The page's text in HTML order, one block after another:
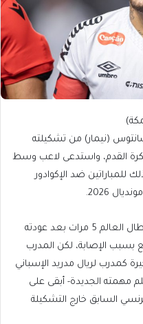
(نيمار) من تشكيلته
لكرة القدم، واستدعى لاعب وسط
للمباراتين ضد الإكوادور
2026.
وتوقع كثر استدعاء نيمار إلى تشكيلة أبطال العالم 5 مرات بعد عودته
إثر غياب دام 5 أسابيع بسبب الإصابة، لكن المدرب
كمدرب لريال مدريد الإسباني
مهمته الجديدة- أبقى على
السابق خارج التشكيلة